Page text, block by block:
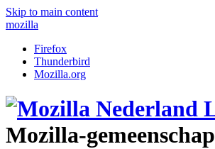
Skip to main content
mozilla
Firefox
Thunderbird
Mozilla.org
Mozilla-gemeenschap